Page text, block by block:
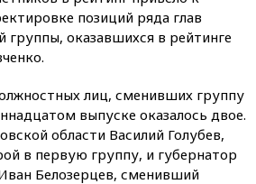
позиций ряда глав
группы, оказавшихся в рейтинге
лиц, сменивших группу
выпуске оказалось двое.
области Василий Голубев,
в первую группу, и губернатор
Белозерцев, сменивший